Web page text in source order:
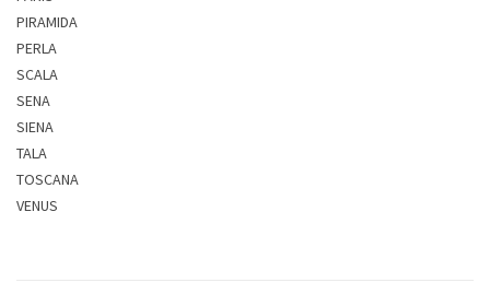
PIRAMIDA
PERLA
SCALA
SENA
SIENA
TALA
TOSCANA
VENUS